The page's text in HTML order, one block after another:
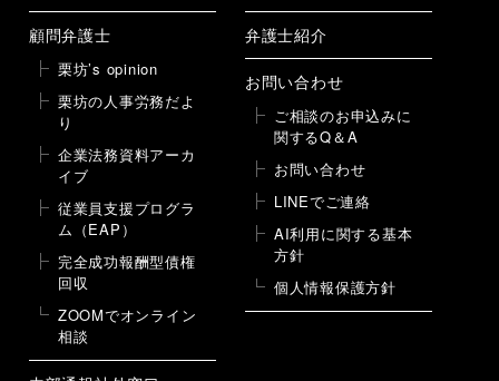
顧問弁護士
栗坊’s opinion
栗坊の人事労務だよ
り
企業法務資料アーカ
イブ
従業員支援プログラ
ム（EAP）
完全成功報酬型債権
回収
ZOOMでオンライン
相談
弁護士紹介
お問い合わせ
ご相談のお申込みに
関するQ＆A
お問い合わせ
LINEでご連絡
AI利用に関する基本
方針
個人情報保護方針